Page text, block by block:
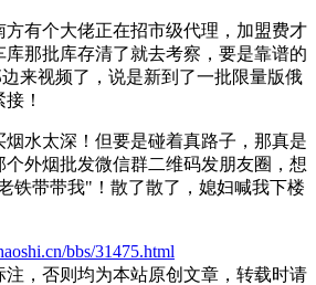
有个大佬正在招市级代理，加盟费才
那批库存清了就去考察，要是靠谱的
来视频了，说是新到了一批限量版俄
！
水太深！但要是碰着真路子，那真是
外烟批发微信群二维码发朋友圈，想
铁带带我"！散了散了，媳妇喊我下楼
bbs/31475.html
注，否则均为本站原创文章，转载时请